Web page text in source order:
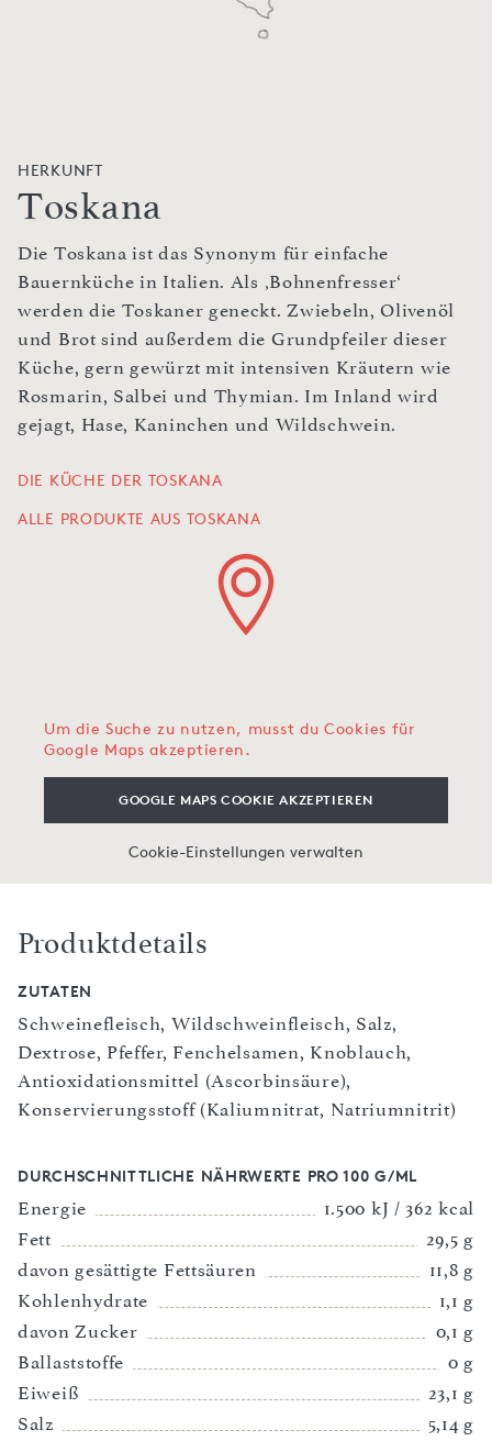
HERKUNFT
Toskana
Die Toskana ist das Synonym für einfache
Bauernküche in Italien. Als ‚Bohnenfresser‘
werden die Toskaner geneckt. Zwiebeln, Olivenöl
und Brot sind außerdem die Grundpfeiler dieser
Küche, gern gewürzt mit intensiven Kräutern wie
Rosmarin, Salbei und Thymian. Im Inland wird
gejagt, Hase, Kaninchen und Wildschwein.
DIE KÜCHE DER TOSKANA
ALLE PRODUKTE AUS TOSKANA
Um die Suche zu nutzen, musst du Cookies für
Google Maps akzeptieren.
GOOGLE MAPS COOKIE AKZEPTIEREN
Cookie-Einstellungen verwalten
Produktdetails
ZUTATEN
Schweinefleisch, Wildschweinfleisch, Salz,
Dextrose, Pfeffer, Fenchelsamen, Knoblauch,
Antioxidationsmittel (Ascorbinsäure),
Konservierungsstoff (Kaliumnitrat, Natriumnitrit)
DURCHSCHNITTLICHE NÄHRWERTE PRO 100 G/ML
Energie
1.500 kJ / 362 kcal
Fett
29,5 g
davon gesättigte Fettsäuren
11,8 g
Kohlenhydrate
1,1 g
davon Zucker
0,1 g
Ballaststoffe
0 g
Eiweiß
23,1 g
Salz
5,14 g